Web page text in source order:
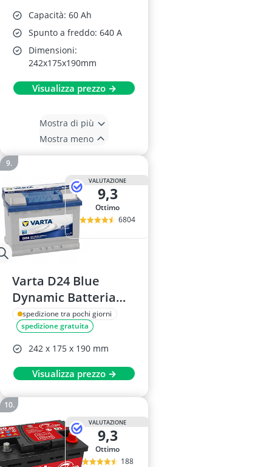
Capacità: 60 Ah
Spunto a freddo: 640 A
Dimensioni:
242x175x190mm
Visualizza prezzo →
Mostra di più
Mostra meno
VALUTAZIONE
9,3
Ottimo
6804
Varta D24 Blue
Dynamic Batteria
5604080
spedizione tra pochi giorni
spedizione gratuita
242 x 175 x 190 mm
Visualizza prezzo →
VALUTAZIONE
9,3
Ottimo
188